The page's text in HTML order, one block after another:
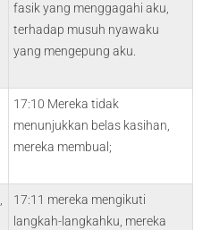
fasik yang menggagahi aku,
terhadap musuh nyawaku
yang mengepung aku.
17:10 Mereka tidak
menunjukkan belas kasihan,
mereka membual;
17:11 mereka mengikuti
langkah-langkahku, mereka